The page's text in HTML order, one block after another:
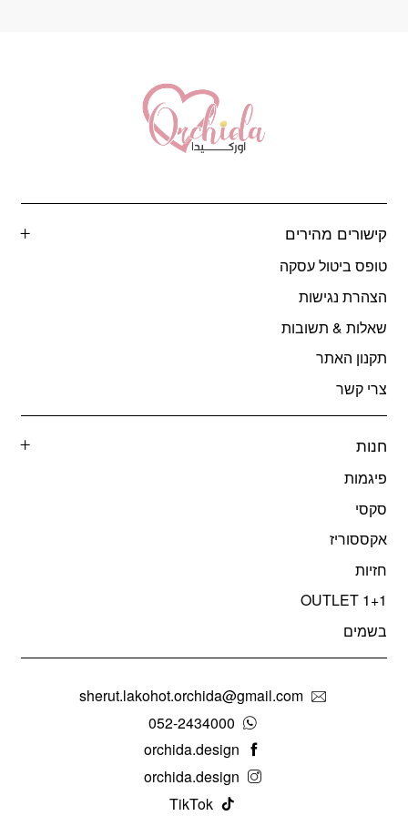
קישורים מהירים
טופס ביטול עסקה
הצהרת נגישות
שאלות & תשובות
תקנון האתר
צרי קשר
חנות
פיגמות
סקסי
אקססוריז
חזיות
OUTLET 1+1
בשמים
sherut.lakohot.orchida@gmail.com
052-2434000
orchida.design
orchida.design
TikTok